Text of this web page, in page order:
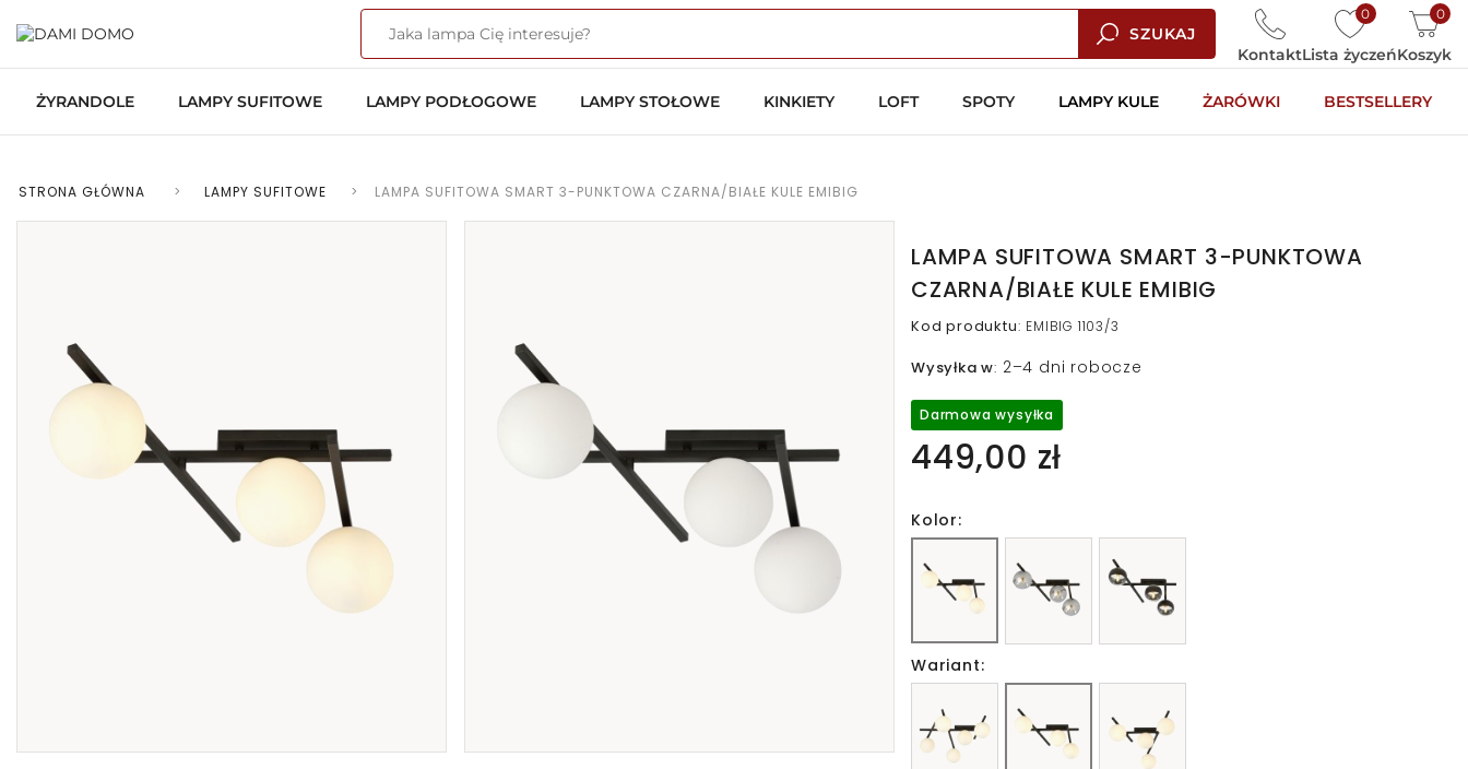
SZUKAJ
0
Lista życzeń
0
Koszyk
Kontakt
ŻYRANDOLE LAMPY SUFITOWE LAMPY PODŁOGOWE LAMPY STOŁOWE KINKIETY LOFT SPOTY LAMPY KULE ŻARÓWKI BESTSELLERY
STRONA GŁÓWNA > LAMPY SUFITOWE > LAMPA SUFITOWA SMART 3-PUNKTOWA CZARNA/BIAŁE KULE EMIBIG
LAMPA SUFITOWA SMART 3-PUNKTOWA
CZARNA/BIAŁE KULE EMIBIG
Kod produktu: EMIBIG 1103/3
Wysyłka w: 2–4 dni robocze
Darmowa wysyłka
449,00 zł
Kolor:
Wariant: